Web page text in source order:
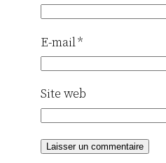
E-mail*
Site web